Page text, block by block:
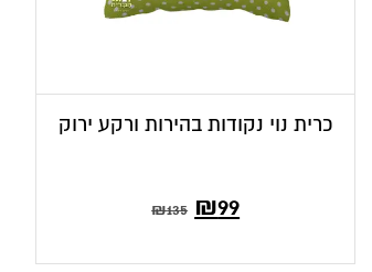
כרית נוי נקודות בהירות ורקע ירוק
₪135 המחיר
₪99המחיר